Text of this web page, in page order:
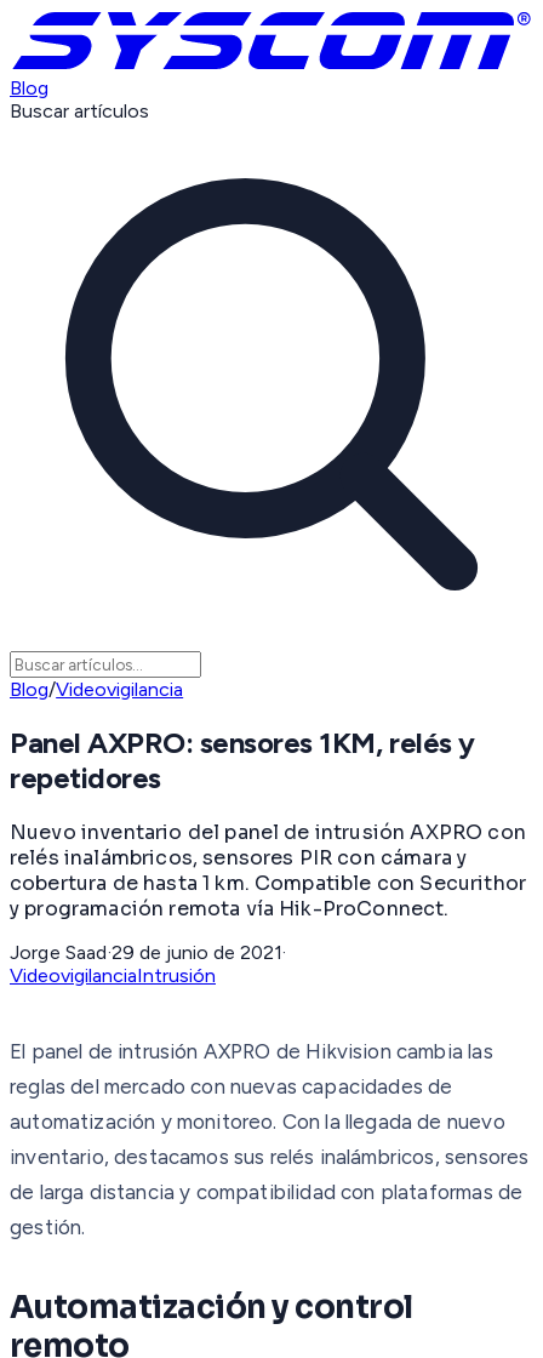
Blog
Buscar artículos
Blog/Videovigilancia
Panel AXPRO: sensores 1KM, relés y
repetidores
Nuevo inventario del panel de intrusión AXPRO con
relés inalámbricos, sensores PIR con cámara y
cobertura de hasta 1 km. Compatible con Securithor
y programación remota vía Hik-ProConnect.
Jorge Saad·29 de junio de 2021·
VideovigilanciaIntrusión
El panel de intrusión AXPRO de Hikvision cambia las
reglas del mercado con nuevas capacidades de
automatización y monitoreo. Con la llegada de nuevo
inventario, destacamos sus relés inalámbricos, sensores
de larga distancia y compatibilidad con plataformas de
gestión.
Automatización y control
remoto